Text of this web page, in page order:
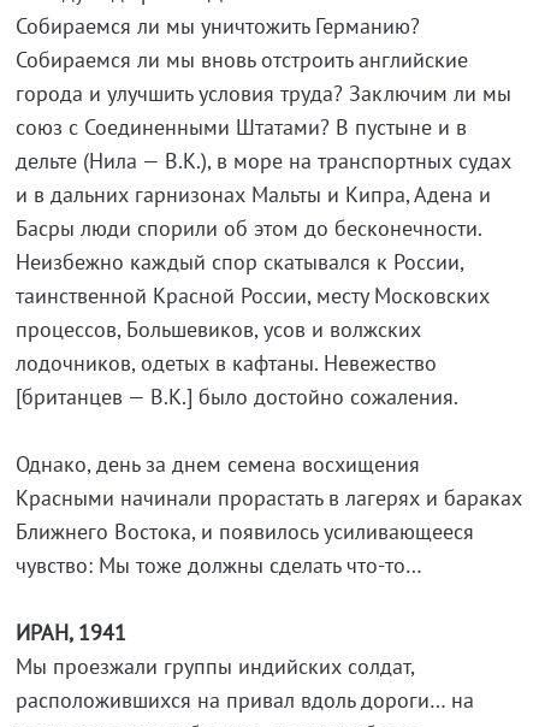
Собираемся ли мы уничтожить Германию?
Собираемся ли мы вновь отстроить английские
города и улучшить условия труда? Заключим ли мы
союз с Соединенными Штатами? В пустыне и в
дельте (Нила — В.К.), в море на транспортных судах
и в дальних гарнизонах Мальты и Кипра, Адена и
Басры люди спорили об этом до бесконечности.
Неизбежно каждый спор скатывался к России,
таинственной Красной России, месту Московских
процессов, Большевиков, усов и волжских
лодочников, одетых в кафтаны. Невежество
[британцев — В.К.] было достойно сожаления.
Однако, день за днем семена восхищения
Красными начинали прорастать в лагерях и бараках
Ближнего Востока, и появилось усиливающееся
чувство: Мы тоже должны сделать что-то…
ИРАН, 1941
Мы проезжали группы индийских солдат,
расположившихся на привал вдоль дороги… на